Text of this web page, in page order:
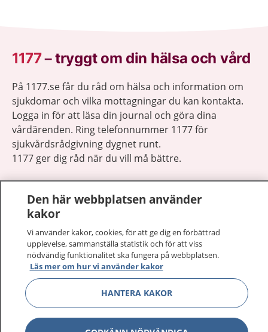
1177–tryggt om din hälsa och vård
På 1177.se får du råd om hälsa och information om
sjukdomar och vilka mottagningar du kan kontakta.
Logga in för att läsa din journal och göra dina
vårdärenden. Ring telefonnummer 1177 för
sjukvårdsrådgivning dygnet runt.
1177 ger dig råd när du vill må bättre.
1177 på flera språk
Om 1177
Kontakt Visa
Den här webbplatsen använder
kakor
Vi använder kakor, cookies, för att ge dig en förbättrad
upplevelse, sammanställa statistik och för att viss
nödvändig funktionalitet ska fungera på webbplatsen.
Läs mer om hur vi använder kakor
HANTERA KAKOR